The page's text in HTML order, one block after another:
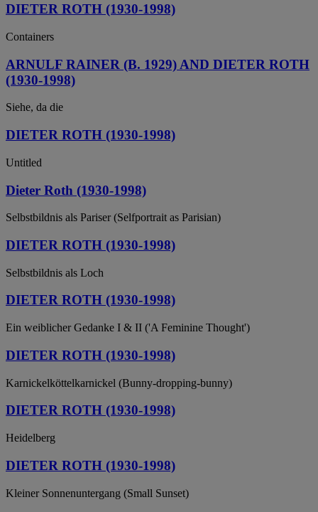
DIETER ROTH (1930-1998)
Containers
ARNULF RAINER (B. 1929) AND DIETER ROTH
(1930-1998)
Siehe, da die
DIETER ROTH (1930-1998)
Untitled
Dieter Roth (1930-1998)
Selbstbildnis als Pariser (Selfportrait as Parisian)
DIETER ROTH (1930-1998)
Selbstbildnis als Loch
DIETER ROTH (1930-1998)
Ein weiblicher Gedanke I & II ('A Feminine Thought')
DIETER ROTH (1930-1998)
Karnickelköttelkarnickel (Bunny-dropping-bunny)
DIETER ROTH (1930-1998)
Heidelberg
DIETER ROTH (1930-1998)
Kleiner Sonnenuntergang (Small Sunset)